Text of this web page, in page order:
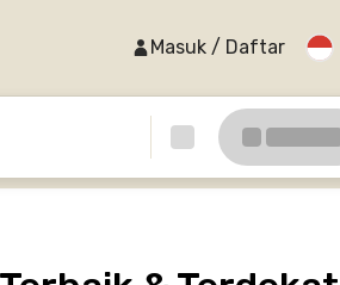
Masuk / Daftar